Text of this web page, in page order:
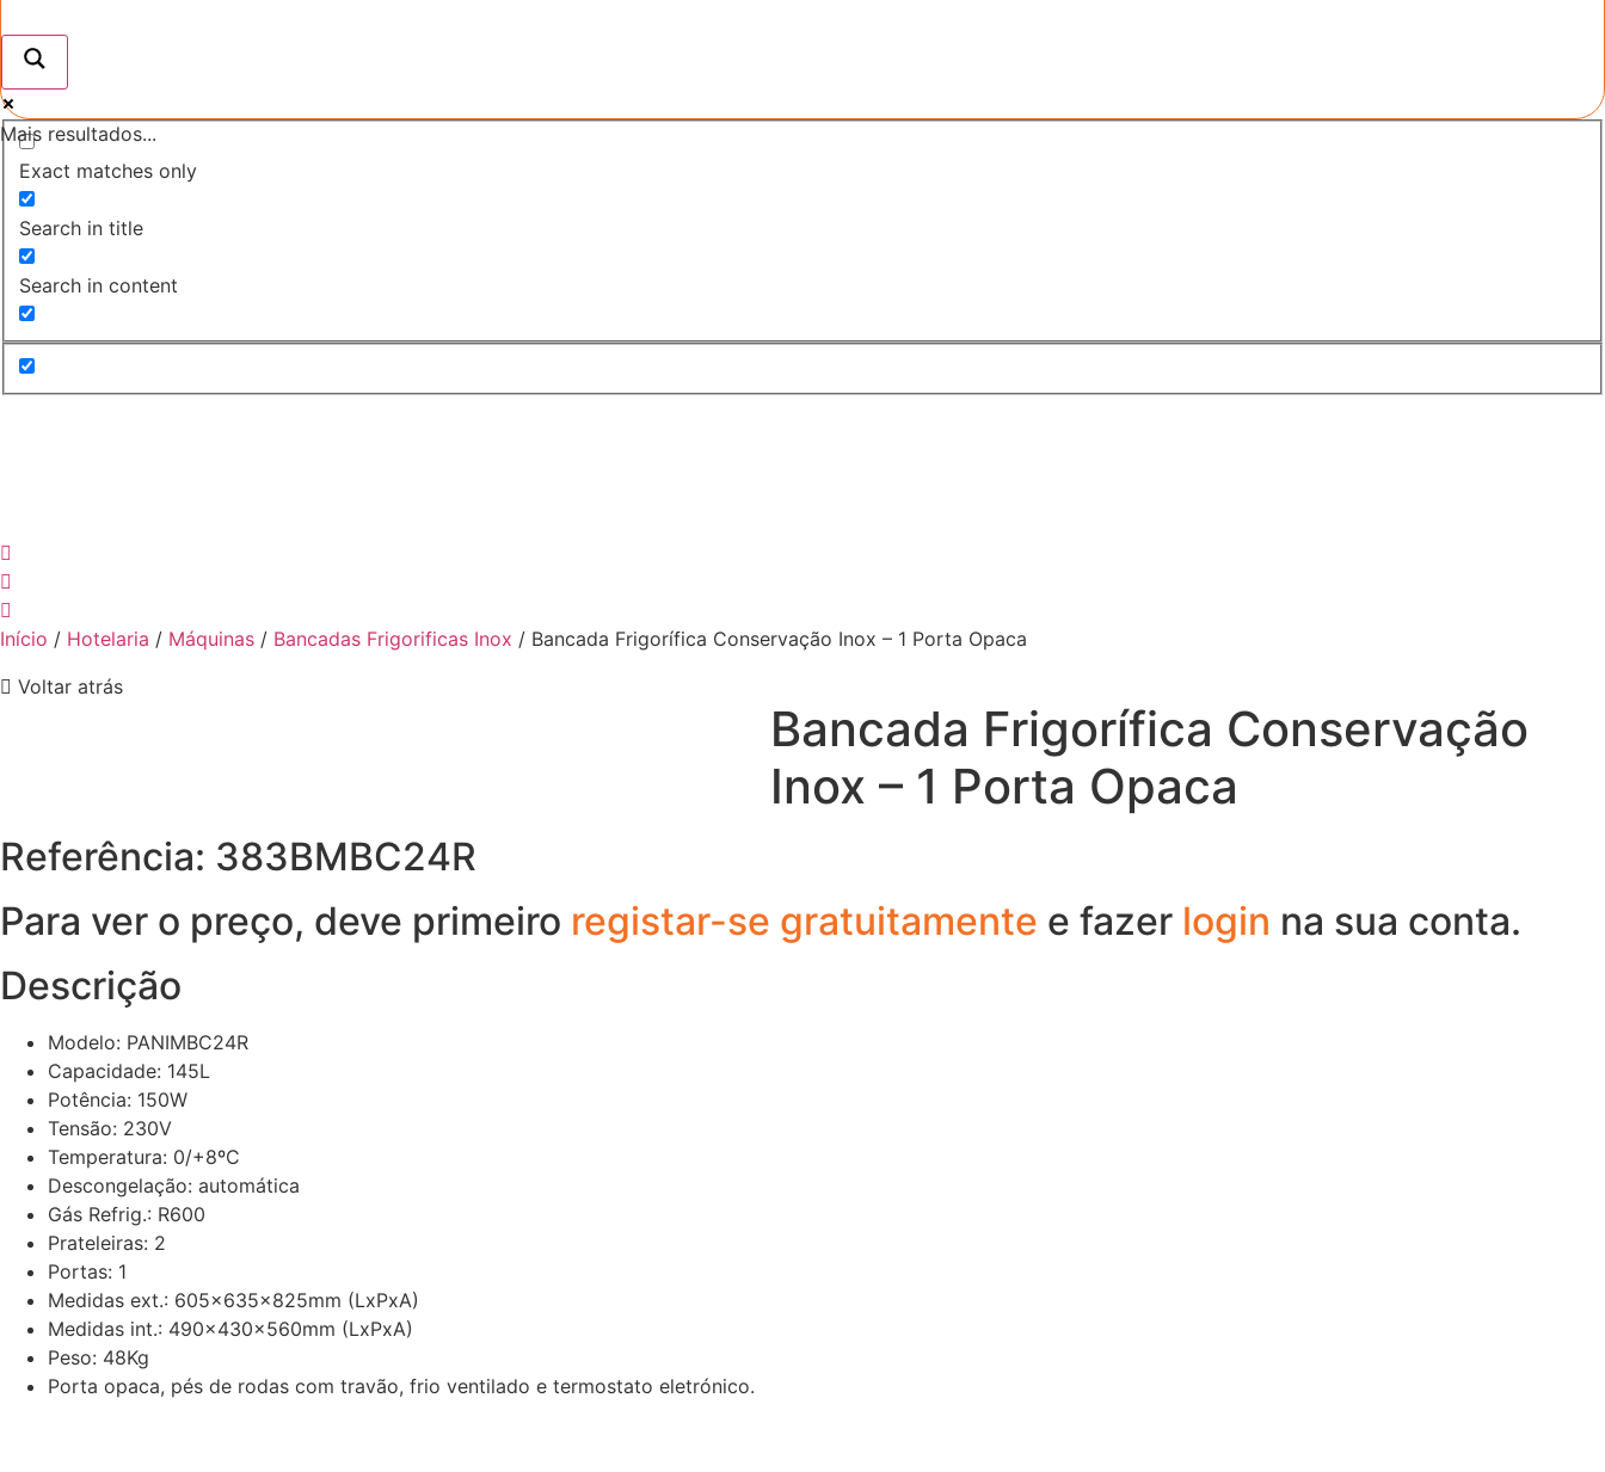
Mais resultados...
Exact matches only
Search in title
Search in content
Início / Hotelaria / Máquinas / Bancadas Frigorificas Inox / Bancada Frigorífica Conservação Inox – 1 Porta Opaca
Voltar atrás
Bancada Frigorífica Conservação
Inox – 1 Porta Opaca
Referência: 383BMBC24R
Para ver o preço, deve primeiro registar-se gratuitamente e fazer login na sua conta.
Descrição
Modelo: PANIMBC24R
Capacidade: 145L
Potência: 150W
Tensão: 230V
Temperatura: 0/+8ºC
Descongelação: automática
Gás Refrig.: R600
Prateleiras: 2
Portas: 1
Medidas ext.: 605x635x825mm (LxPxA)
Medidas int.: 490x430x560mm (LxPxA)
Peso: 48Kg
Porta opaca, pés de rodas com travão, frio ventilado e termostato eletrónico.